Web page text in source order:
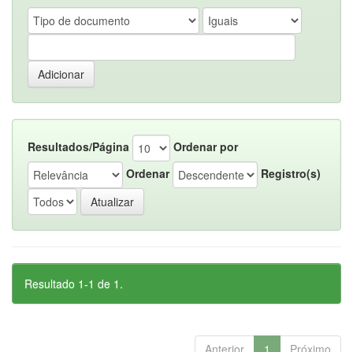
Resultados/Página
Ordenar por
Ordenar
Registro(s)
Resultado 1-1 de 1.
Anterior 1 Próximo